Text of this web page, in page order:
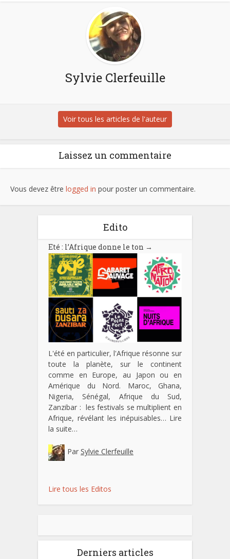
Sylvie Clerfeuille
Voir tous les articles de l'auteur
Laissez un commentaire
Vous devez être logged in pour poster un commentaire.
Edito
Eté : l’Afrique donne le ton →
L'été en particulier, l'Afrique résonne sur
toute la planète, sur le continent
comme en Europe, au Japon ou en
Amérique du Nord. Maroc, Ghana,
Nigeria, Sénégal, Afrique du Sud,
Zanzibar : les festivals se multiplient en
Afrique, révélant les inépuisables… Lire
la suite…
Par Sylvie Clerfeuille
Lire tous les Editos
Derniers articles